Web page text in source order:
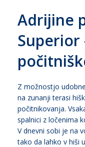
Adrijine
Superior
Z možnostjo
na zunanji terasi
počitnikovanja.
spalnici z ločenima
V dnevni sobi je na
tako da lahko v hiši